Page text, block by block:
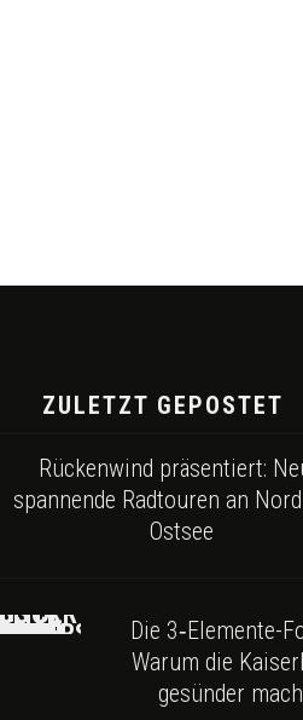
ZULETZT GEPOSTET
Rückenwind präsentiert:
spannende Radtouren an
Ostsee
Die 3‑Elemente-
Warum die
gesünder